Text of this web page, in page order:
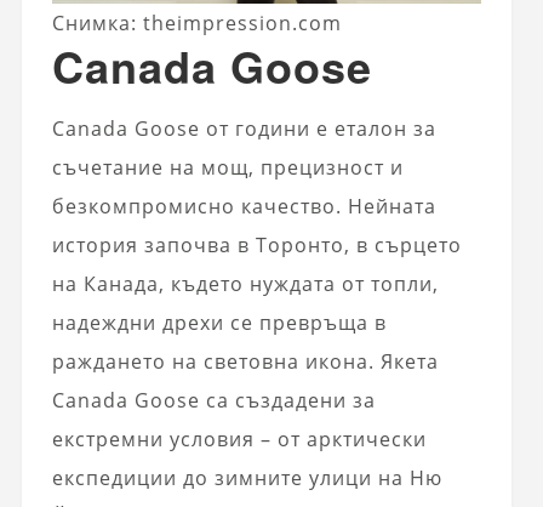
Снимка: theimpression.com
Canada Goose
Canada Goose от години е еталон за
съчетание на мощ, прецизност и
безкомпромисно качество. Нейната
история започва в Торонто, в сърцето
на Канада, където нуждата от топли,
надеждни дрехи се превръща в
раждането на световна икона. Якета
Canada Goose са създадени за
екстремни условия – от арктически
експедиции до зимните улици на Ню